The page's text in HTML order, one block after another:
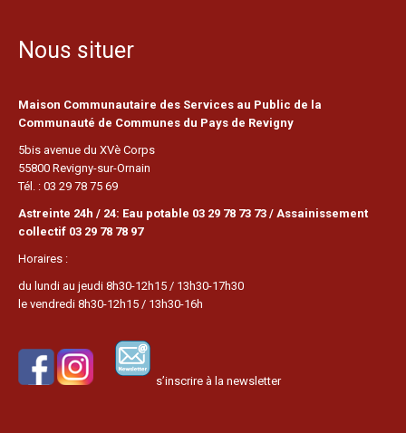
Nous situer
Maison Communautaire des Services au Public de la
Communauté de Communes du Pays de Revigny
5bis avenue du XVè Corps
55800 Revigny-sur-Ornain
Tél. : 03 29 78 75 69
Astreinte 24h / 24: Eau potable 03 29 78 73 73 / Assainissement
collectif 03 29 78 78 97
Horaires :
du lundi au jeudi 8h30-12h15 / 13h30-17h30
le vendredi 8h30-12h15 / 13h30-16h
s’inscrire à la newsletter